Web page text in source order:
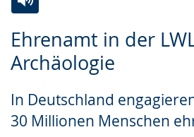
Ehrenamt in der
Archäologie
In Deutschland
30 Millionen Menschen
Leichten
Sprache
Audio-
Unterstützung.
Video
in
Gebärdensprache
wird